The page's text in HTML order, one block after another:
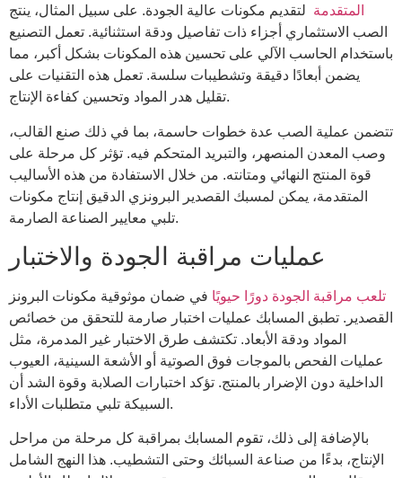
المتقدمة لتقديم مكونات عالية الجودة. على سبيل المثال، ينتج
الصب الاستثماري أجزاء ذات تفاصيل ودقة استثنائية. تعمل التصنيع
باستخدام الحاسب الآلي على تحسين هذه المكونات بشكل أكبر، مما
يضمن أبعادًا دقيقة وتشطيبات سلسة. تعمل هذه التقنيات على
تقليل هدر المواد وتحسين كفاءة الإنتاج.
تتضمن عملية الصب عدة خطوات حاسمة، بما في ذلك صنع القالب،
وصب المعدن المنصهر، والتبريد المتحكم فيه. تؤثر كل مرحلة على
قوة المنتج النهائي ومتانته. من خلال الاستفادة من هذه الأساليب
المتقدمة، يمكن لمسبك القصدير البرونزي الدقيق إنتاج مكونات
تلبي معايير الصناعة الصارمة.
عمليات مراقبة الجودة والاختبار
تلعب مراقبة الجودة دورًا حيويًا في ضمان موثوقية مكونات البرونز
القصدير. تطبق المسابك عمليات اختبار صارمة للتحقق من خصائص
المواد ودقة الأبعاد. تكتشف طرق الاختبار غير المدمرة، مثل
عمليات الفحص بالموجات فوق الصوتية أو الأشعة السينية، العيوب
الداخلية دون الإضرار بالمنتج. تؤكد اختبارات الصلابة وقوة الشد أن
السبيكة تلبي متطلبات الأداء.
بالإضافة إلى ذلك، تقوم المسابك بمراقبة كل مرحلة من مراحل
الإنتاج، بدءًا من صناعة السبائك وحتى التشطيب. هذا النهج الشامل